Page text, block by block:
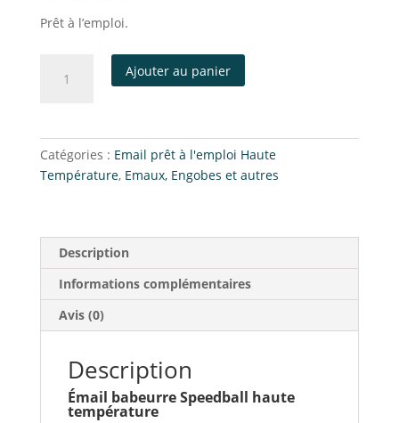
Prêt à l’emploi.
Ajouter au panier
Catégories : Email prêt à l'emploi Haute
Température, Emaux, Engobes et autres
Description
Informations complémentaires
Avis (0)
Description
Émail babeurre Speedball haute
température